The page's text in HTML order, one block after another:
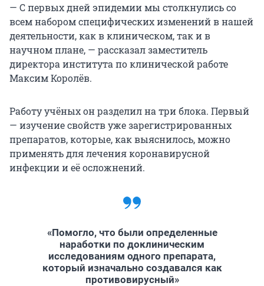
— С первых дней эпидемии мы столкнулись со
всем набором специфических изменений в нашей
деятельности, как в клиническом, так и в
научном плане, — рассказал заместитель
директора института по клинической работе
Максим Королёв.
Работу учёных он разделил на три блока. Первый
— изучение свойств уже зарегистрированных
препаратов, которые, как выяснилось, можно
применять для лечения коронавирусной
инфекции и её осложнений.
«Помогло, что были определенные
наработки по доклиническим
исследованиям одного препарата,
который изначально создавался как
противовирусный»